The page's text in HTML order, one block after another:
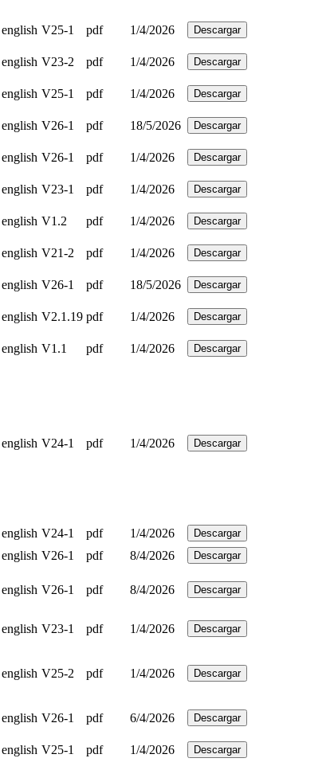
english V25-1 pdf 1/4/2026 Descargar
english V23-2 pdf 1/4/2026 Descargar
english V25-1 pdf 1/4/2026 Descargar
english V26-1 pdf 18/5/2026 Descargar
english V26-1 pdf 1/4/2026 Descargar
english V23-1 pdf 1/4/2026 Descargar
english V1.2 pdf 1/4/2026 Descargar
english V21-2 pdf 1/4/2026 Descargar
english V26-1 pdf 18/5/2026 Descargar
english V2.1.19 pdf 1/4/2026 Descargar
english V1.1 pdf 1/4/2026 Descargar
english V24-1 pdf 1/4/2026 Descargar
english V24-1 pdf 1/4/2026 Descargar
english V26-1 pdf 8/4/2026 Descargar
english V26-1 pdf 8/4/2026 Descargar
english V23-1 pdf 1/4/2026 Descargar
english V25-2 pdf 1/4/2026 Descargar
english V26-1 pdf 6/4/2026 Descargar
english V25-1 pdf 1/4/2026 Descargar